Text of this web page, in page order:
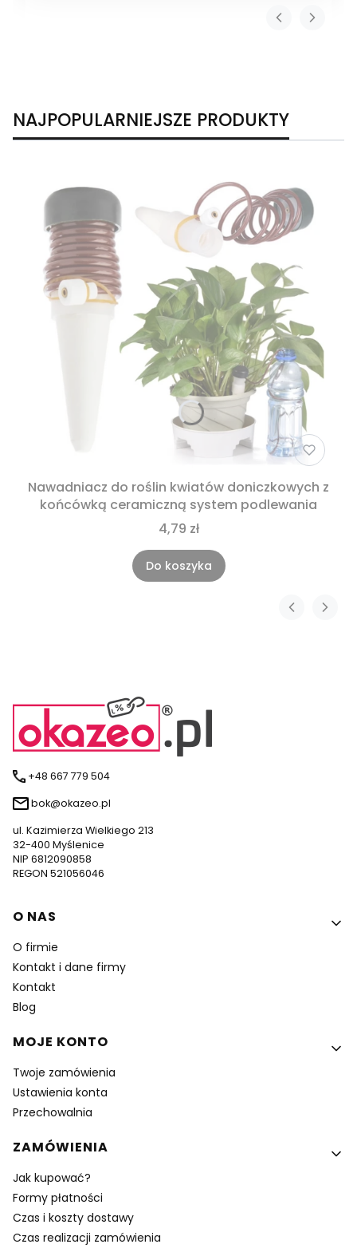
NAJPOPULARNIEJSZE PRODUKTY
Nawadniacz do roślin kwiatów doniczkowych z
końcówką ceramiczną system podlewania
4,79 zł
Do koszyka
+48 667 779 504
bok@okazeo.pl
ul. Kazimierza Wielkiego 213
32-400 Myślenice
NIP 6812090858
REGON 521056046
Linki w stopce
O NAS
O firmie
Kontakt i dane firmy
Kontakt
Blog
MOJE KONTO
Twoje zamówienia
Ustawienia konta
Przechowalnia
ZAMÓWIENIA
Jak kupować?
Formy płatności
Czas i koszty dostawy
Czas realizacji zamówienia